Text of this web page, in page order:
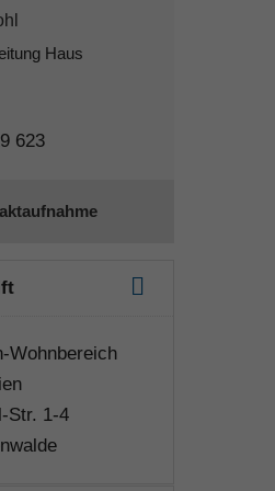
Haus
623
Wohnbereich
Str. 1-4